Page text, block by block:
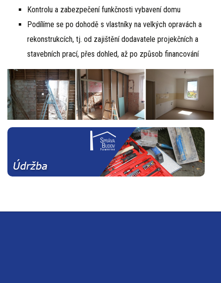
Kontrolu a zabezpečení funkčnosti vybavení domu
Podílíme se po dohodě s vlastníky na velkých opravách a
rekonstrukcích, tj. od zajištění dodavatele projekčních a
stavebních prací, přes dohled, až po způsob financování